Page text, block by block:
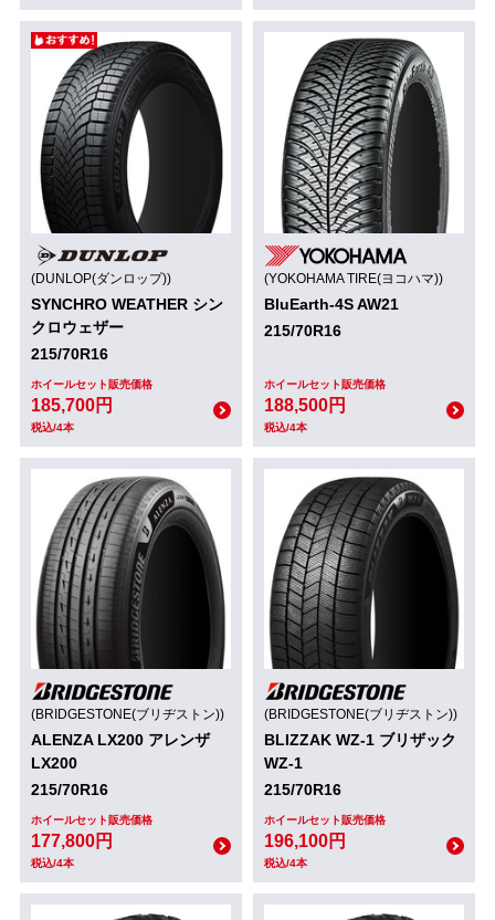
(DUNLOP(ダンロップ))
SYNCHRO WEATHER シン
クロウェザー
215/70R16
ホイールセット販売価格
185,700円
税込/4本
(YOKOHAMA TIRE(ヨコハマ))
BluEarth-4S AW21
215/70R16
ホイールセット販売価格
188,500円
税込/4本
(BRIDGESTONE(ブリヂストン))
ALENZA LX200 アレンザ
LX200
215/70R16
ホイールセット販売価格
177,800円
税込/4本
(BRIDGESTONE(ブリヂストン))
BLIZZAK WZ-1 ブリザック
WZ-1
215/70R16
ホイールセット販売価格
196,100円
税込/4本